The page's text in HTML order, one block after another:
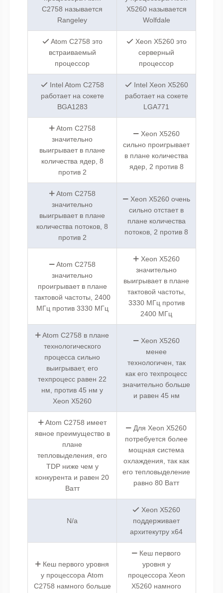
C2758 называется
Rangeley
X5260 называется
Wolfdale
Atom C2758 это
встраиваемый
процессор
Xeon X5260 это
серверный
процессор
Intel Atom C2758
работает на сокете
BGA1283
Intel Xeon X5260
работает на сокете
LGA771
Atom C2758
значительно
выигрывает в плане
количества ядер, 8
против 2
Xeon X5260
сильно проигрывает
в плане количества
ядер, 2 против 8
Atom C2758
значительно
выигрывает в плане
количества потоков, 8
против 2
Xeon X5260 очень
сильно отстает в
плане количества
потоков, 2 против 8
Atom C2758
значительно
проигрывает в плане
тактовой частоты, 2400
МГц против 3330 МГц
Xeon X5260
значительно
выигрывает в плане
тактовой частоты,
3330 МГц против
2400 МГц
Atom C2758 в плане
технологического
процесса сильно
выигрывает, его
техпроцесс равен 22
нм, против 45 нм у
Xeon X5260
Xeon X5260
менее
технологичен, так
как его техпроцесс
значительно больше
и равен 45 нм
Atom C2758 имеет
явное преимущество в
плане
тепловыделения, его
TDP ниже чем у
конкурента и равен 20
Ватт
Для Xeon X5260
потребуется более
мощная система
охлаждения, так как
его тепловыделение
равно 80 Ватт
N/a
Xeon X5260
поддерживает
архитекутру x64
Кеш первого уровня
у процессора Atom
C2758 намного больше
Кеш первого
уровня у
процессора Xeon
X5260 намного